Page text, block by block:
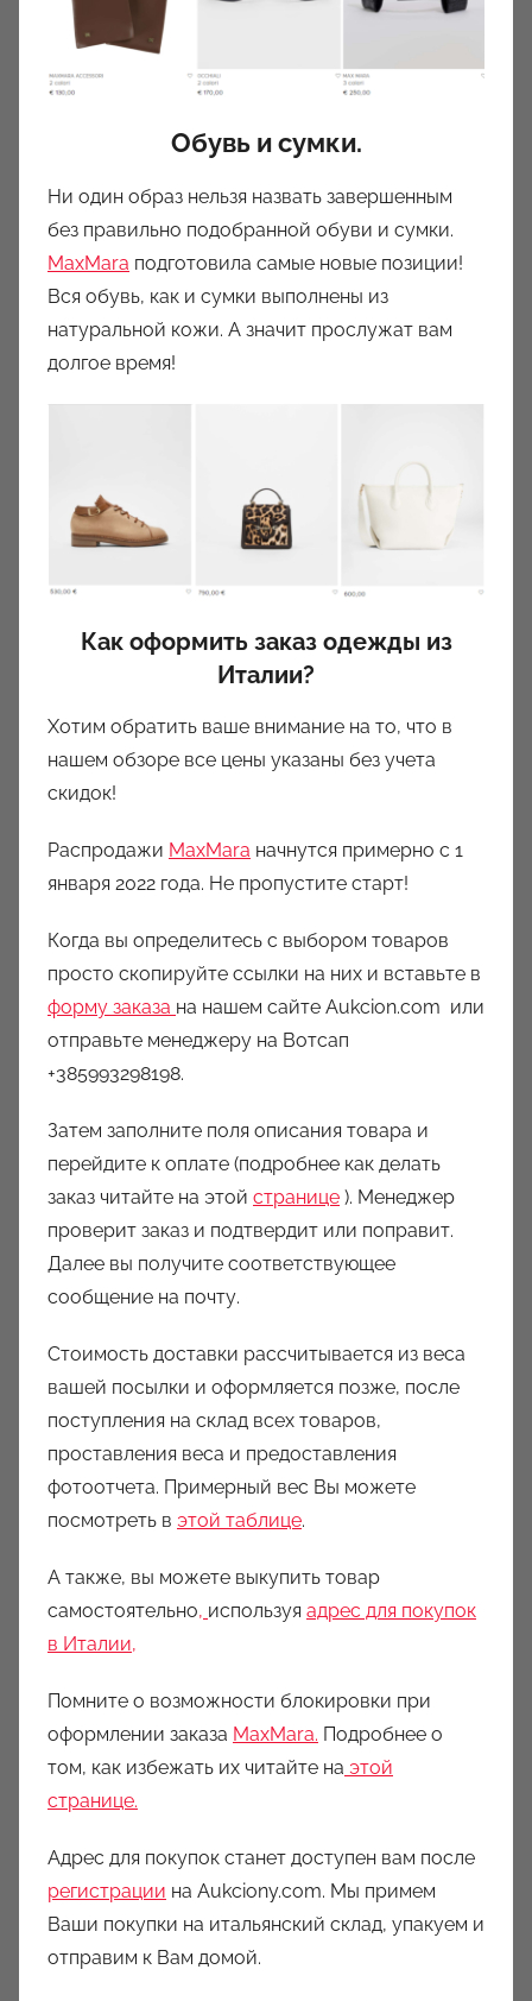
Обувь и сумки.
Ни один образ нельзя назвать завершенным
без правильно подобранной обуви и сумки.
MaxMara подготовила самые новые позиции!
Вся обувь, как и сумки выполнены из
натуральной кожи. А значит прослужат вам
долгое время!
Как оформить заказ одежды из
Италии?
Хотим обратить ваше внимание на то, что в
нашем обзоре все цены указаны без учета
скидок!
Распродажи MaxMara начнутся примерно с 1
января 2022 года. Не пропустите старт!
Когда вы определитесь с выбором товаров
просто скопируйте ссылки на них и вставьте в
форму заказа на нашем сайте Aukcion.com или
отправьте менеджеру на Вотсап
+385993298198.
Затем заполните поля описания товара и
перейдите к оплате (подробнее как делать
заказ читайте на этой странице ). Менеджер
проверит заказ и подтвердит или поправит.
Далее вы получите соответствующее
сообщение на почту.
Стоимость доставки рассчитывается из веса
вашей посылки и оформляется позже, после
поступления на склад всех товаров,
проставления веса и предоставления
фотоотчета. Примерный вес Вы можете
посмотреть в этой таблице.
А также, вы можете выкупить товар
самостоятельно, используя адрес для покупок
в Италии,
Помните о возможности блокировки при
оформлении заказа MaxMara. Подробнее о
том, как избежать их читайте на этой
странице.
Адрес для покупок станет доступен вам после
регистрации на Aukciony.com. Мы примем
Ваши покупки на итальянский склад, упакуем и
отправим к Вам домой.